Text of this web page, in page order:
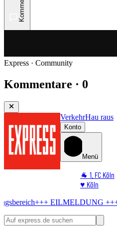
Express · Community
Kommentare · 0
VerkehrHau raus
Konto
Menü
🐐 1. FC Köln
♥️ Köln
🏆 Sport
+++Blindgänger in